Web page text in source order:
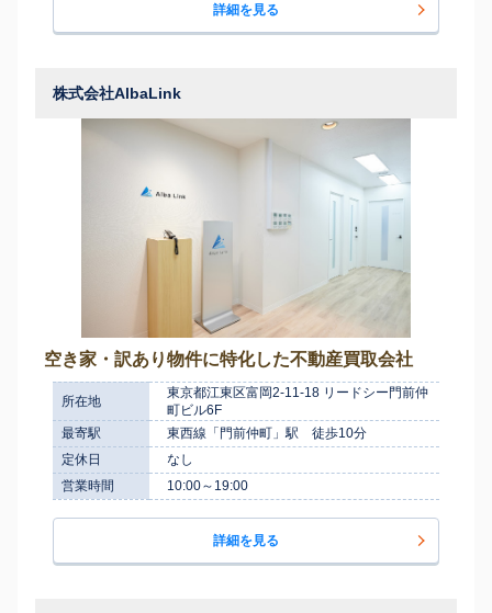
詳細を見る
株式会社AlbaLink
空き家・訳あり物件に特化した不動産買取会社
所在地
東京都江東区富岡2-11-18 リードシー門前仲
町ビル6F
最寄駅
東西線「門前仲町」駅 徒歩10分
定休日
なし
営業時間
10:00～19:00
詳細を見る